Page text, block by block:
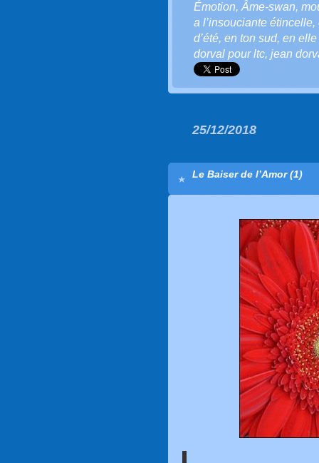
Émotion, Âme-swan,
a l’insouciante étincelle,
d’été, en ton sud, en
dorval pour ltc, jean
25/12/2018
Le Baiser de l’Amor (1)